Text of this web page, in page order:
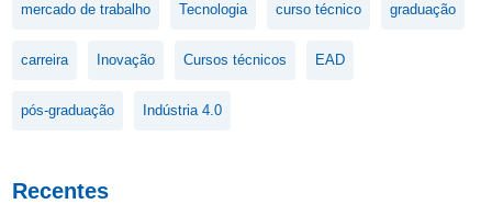
mercado de trabalho Tecnologia curso técnico graduação
carreira Inovação Cursos técnicos EAD
pós-graduação Indústria 4.0
Recentes